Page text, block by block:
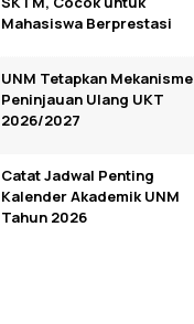
Mahasiswa Berprestasi
UNM Tetapkan Mekanisme
Peninjauan Ulang UKT
2026/2027
Catat Jadwal Penting
Kalender Akademik UNM
Tahun 2026